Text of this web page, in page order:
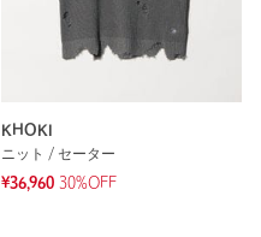
KHOKI
ニット / セーター
¥36,960 30%OFF